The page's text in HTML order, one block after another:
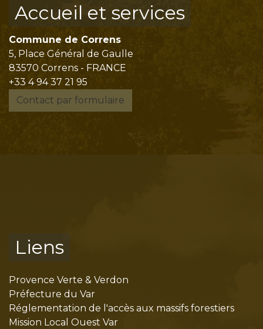
Accueil et services
Commune de Correns
5, Place Général de Gaulle
83570 Correns - FRANCE
+33 4 94 37 21 95
Contact par formulaire
Liens
Provence Verte & Verdon
Préfecture du Var
Réglementation de l'accès aux massifs forestiers
Mission Local Ouest Var